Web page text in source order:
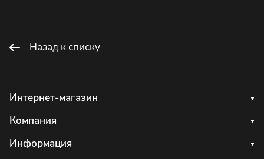
Назад к списку
Интернет-магазин
Компания
Информация